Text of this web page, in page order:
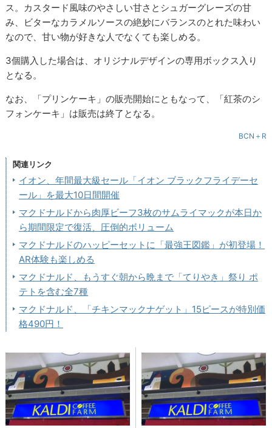
ス。カスタード風味のやさしい甘さとシュガーグレーズの甘
み、ビターなカラメルソースの絶妙にバランスのとれた味わい
なので、甘い物が好きな人でなくても楽しめる。
3個購入した場合は、オリジナルデザインの専用ボックス入り
となる。
なお、「プリンケーキ」の販売開始にともなって、「紅茶のシ
フォンケーキ」は販売は終了となる。
BCN＋R
関連リンク
イオン、年間最大級セール「イオン ブラックフライデーセ
ール」を最大10日間開催
マクドナルドから肉厚ビーフ3枚のサムライマックが本日か
ら期間限定で復活、圧倒的ボリューム
マクドナルドのハッピーセットに「最強王図鑑」が初登場！
AR体験も楽しめる
マクドナルド、もうすぐ朝から晩まで「てりやき」祭り ポ
テトを含む全7種
マクドナルド、「チキンマックナゲット」15ピースが特別価
格490円！